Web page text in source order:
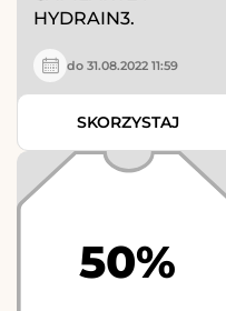
HYDRAIN3.
do 31.08.2022 11:59
SKORZYSTAJ
50%